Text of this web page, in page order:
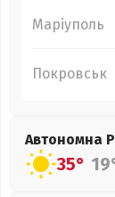
Маріуполь
Покровськ
Автономна
35°